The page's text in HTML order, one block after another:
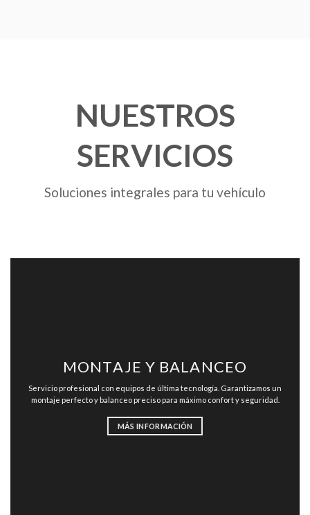
NUESTROS
SERVICIOS
Soluciones integrales para tu vehículo
MONTAJE Y BALANCEO
Servicio profesional con equipos de última tecnología. Garantizamos un
montaje perfecto y balanceo preciso para máximo confort y seguridad.
MÁS INFORMACIÓN